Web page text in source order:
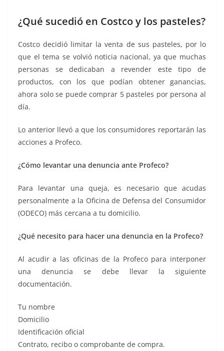
¿Qué sucedió en Costco y los pasteles?
Costco decidió limitar la venta de sus pasteles, por lo
que el tema se volvió noticia nacional, ya que muchas
personas se dedicaban a revender este tipo de
productos, con los que podían obtener ganancias,
ahora solo se puede comprar 5 pasteles por persona al
día.
Lo anterior llevó a que los consumidores reportarán las
acciones a Profeco.
¿Cómo levantar una denuncia ante Profeco?
Para levantar una queja, es necesario que acudas
personalmente a la Oficina de Defensa del Consumidor
(ODECO) más cercana a tu domicilio.
¿Qué necesito para hacer una denuncia en la Profeco?
Al acudir a las oficinas de la Profeco para interponer
una denuncia se debe llevar la siguiente
documentación.
Tu nombre
Domicilio
Identificación oficial
Contrato, recibo o comprobante de compra.